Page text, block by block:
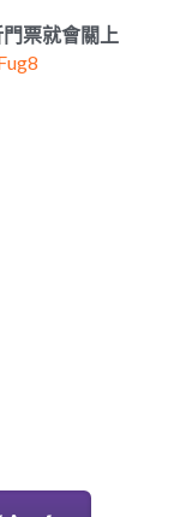
票就會關上